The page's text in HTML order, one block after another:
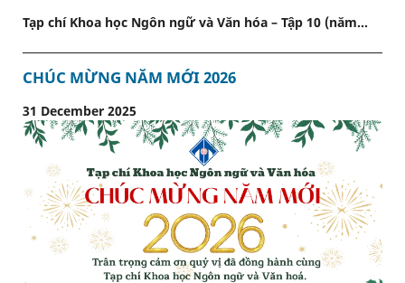
Tạp chí Khoa học Ngôn ngữ và Văn hóa – Tập 10 (năm...
CHÚC MỪNG NĂM MỚI 2026
31 December 2025